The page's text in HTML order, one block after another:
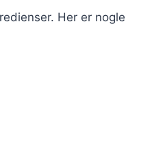
Her er nogle